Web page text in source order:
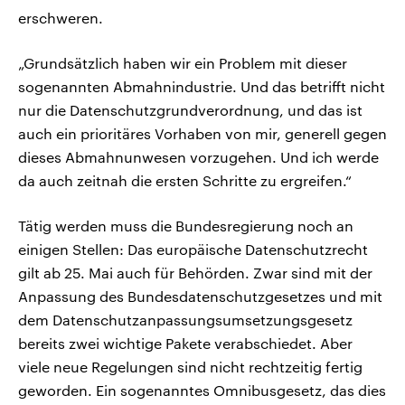
erschweren.
„Grundsätzlich haben wir ein Problem mit dieser
sogenannten Abmahnindustrie. Und das betrifft nicht
nur die Datenschutzgrundverordnung, und das ist
auch ein prioritäres Vorhaben von mir, generell gegen
dieses Abmahnunwesen vorzugehen. Und ich werde
da auch zeitnah die ersten Schritte zu ergreifen.“
Tätig werden muss die Bundesregierung noch an
einigen Stellen: Das europäische Datenschutzrecht
gilt ab 25. Mai auch für Behörden. Zwar sind mit der
Anpassung des Bundesdatenschutzgesetzes und mit
dem Datenschutzanpassungsumsetzungsgesetz
bereits zwei wichtige Pakete verabschiedet. Aber
viele neue Regelungen sind nicht rechtzeitig fertig
geworden. Ein sogenanntes Omnibusgesetz, das dies